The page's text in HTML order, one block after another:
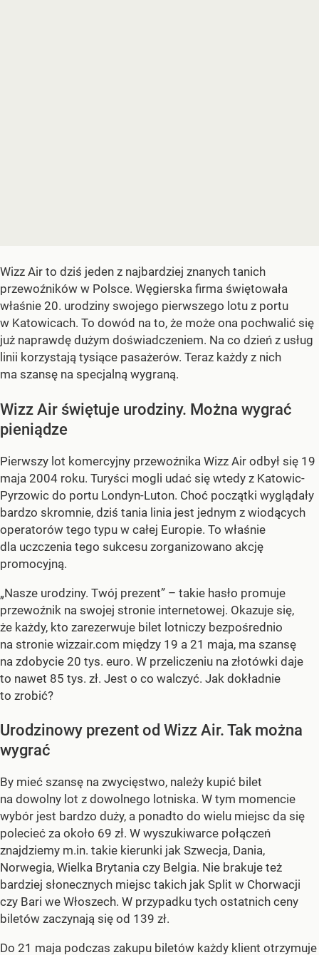
Wizz Air to dziś jeden z najbardziej znanych tanich
przewoźników w Polsce. Węgierska firma świętowała
właśnie 20. urodziny swojego pierwszego lotu z portu
w Katowicach. To dowód na to, że może ona pochwalić się
już naprawdę dużym doświadczeniem. Na co dzień z usług
linii korzystają tysiące pasażerów. Teraz każdy z nich
ma szansę na specjalną wygraną.
Wizz Air świętuje urodziny. Można wygrać
pieniądze
Pierwszy lot komercyjny przewoźnika Wizz Air odbył się 19
maja 2004 roku. Turyści mogli udać się wtedy z Katowic-
Pyrzowic do portu Londyn-Luton. Choć początki wyglądały
bardzo skromnie, dziś tania linia jest jednym z wiodących
operatorów tego typu w całej Europie. To właśnie
dla uczczenia tego sukcesu zorganizowano akcję
promocyjną.
„Nasze urodziny. Twój prezent” – takie hasło promuje
przewoźnik na swojej stronie internetowej. Okazuje się,
że każdy, kto zarezerwuje bilet lotniczy bezpośrednio
na stronie wizzair.com między 19 a 21 maja, ma szansę
na zdobycie 20 tys. euro. W przeliczeniu na złotówki daje
to nawet 85 tys. zł. Jest o co walczyć. Jak dokładnie
to zrobić?
Urodzinowy prezent od Wizz Air. Tak można
wygrać
By mieć szansę na zwycięstwo, należy kupić bilet
na dowolny lot z dowolnego lotniska. W tym momencie
wybór jest bardzo duży, a ponadto do wielu miejsc da się
polecieć za około 69 zł. W wyszukiwarce połączeń
znajdziemy m.in. takie kierunki jak Szwecja, Dania,
Norwegia, Wielka Brytania czy Belgia. Nie brakuje też
bardziej słonecznych miejsc takich jak Split w Chorwacji
czy Bari we Włoszech. W przypadku tych ostatnich ceny
biletów zaczynają się od 139 zł.
Do 21 maja podczas zakupu biletów każdy klient otrzymuje